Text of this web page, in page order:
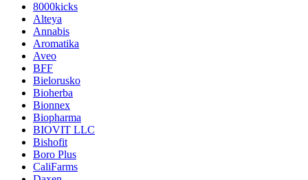
8000kicks
Alteya
Annabis
Aromatika
Aveo
BFF
Bielorusko
Bioherba
Bionnex
Biopharma
BIOVIT LLC
Bishofit
Boro Plus
CaliFarms